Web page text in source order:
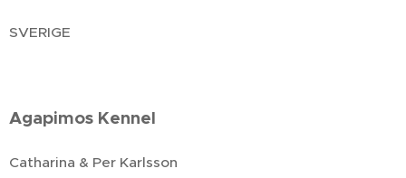
SVERIGE
Agapimos Kennel
Catharina & Per Karlsson